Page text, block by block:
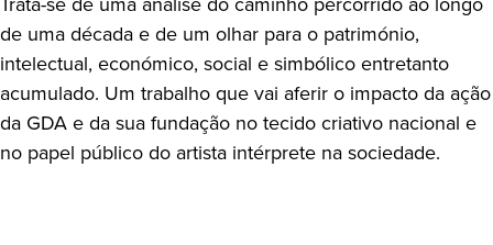
de uma década e de um olhar para o património,
intelectual, económico, social e simbólico entretanto
acumulado. Um trabalho que vai aferir o impacto da ação
da GDA e da sua fundação no tecido criativo nacional e
no papel público do artista intérprete na sociedade.